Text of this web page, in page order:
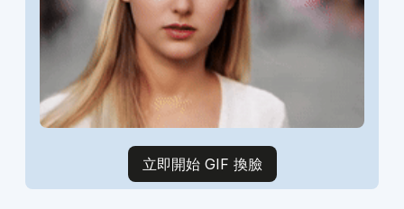
立即開始 GIF 換臉